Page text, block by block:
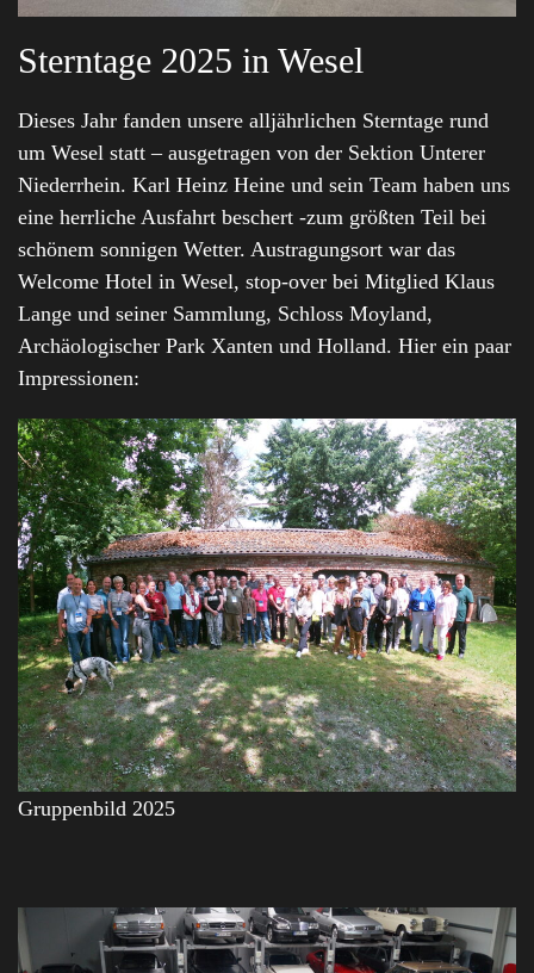
Sterntage 2025 in Wesel
Dieses Jahr fanden unsere alljährlichen Sterntage rund
um Wesel statt – ausgetragen von der Sektion Unterer
Niederrhein. Karl Heinz Heine und sein Team haben uns
eine herrliche Ausfahrt beschert -zum größten Teil bei
schönem sonnigen Wetter. Austragungsort war das
Welcome Hotel in Wesel, stop-over bei Mitglied Klaus
Lange und seiner Sammlung, Schloss Moyland,
Archäologischer Park Xanten und Holland. Hier ein paar
Impressionen:
Gruppenbild 2025